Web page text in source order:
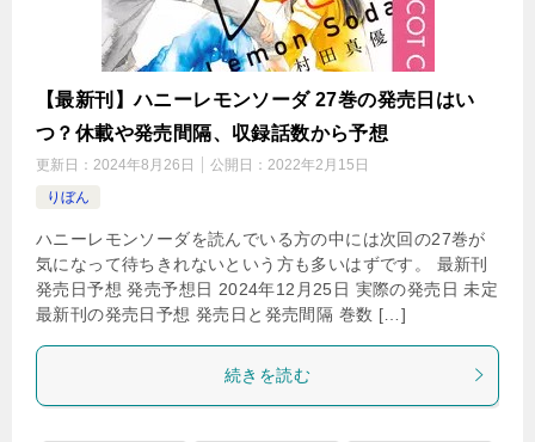
【最新刊】ハニーレモンソーダ 27巻の発売日はい
つ？休載や発売間隔、収録話数から予想
更新日： 2024年8月26日 公開日： 2022年2月15日
りぼん
ハニーレモンソーダを読んでいる方の中には次回の27巻が
気になって待ちきれないという方も多いはずです。 最新刊
発売日予想 発売予想日 2024年12月25日 実際の発売日 未定
最新刊の発売日予想 発売日と発売間隔 巻数 […]
続きを読む